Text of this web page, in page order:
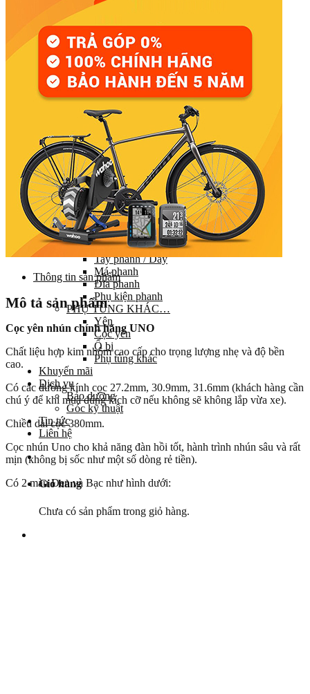
Gạt líp / Gạt đĩa
Xích (Sên)
Líp
Pedal (Bàn đạp)
HỆ THỐNG CHUYỂN ĐỘNG
Trục giữa
Moay ơ
Vành xe (Niềng)
Săm xe (Ruột xe)
Lốp xe (Vỏ xe)
Nan hoa (Căm)
HỆ THỐNG LÁI
Ghi đông (Tay lái)
Pô tăng
Cổ phuộc
Phuộc (Giảm xóc)
HỆ THỐNG PHANH
Bộ phanh / Cụm phanh
Tay phanh / Dây
Má phanh
Đĩa phanh
Phụ kiện phanh
PHỤ TÙNG KHÁC…
Yên
Cọc yên
Ổ bi
Phụ tùng khác
Khuyến mãi
Dịch vụ
Bảo dưỡng
Góc kỹ thuật
Tin tức
Liên hệ
Giỏ hàng
Chưa có sản phẩm trong giỏ hàng.
Thông tin sản phẩm
Mô tả sản phẩm
Cọc yên nhún chính hãng UNO
Chất liệu hợp kim nhôm cao cấp cho trọng lượng nhẹ và độ bền
cao.
Có các đường kính cọc 27.2mm, 30.9mm, 31.6mm (khách hàng cần
chú ý để khi mua đúng kích cỡ nếu không sẽ không lắp vừa xe).
Chiều dài cọc 380mm.
Cọc nhún Uno cho khả năng đàn hồi tốt, hành trình nhún sâu và rất
mịn (không bị sốc như một số dòng rẻ tiền).
Có 2 màu Đen và Bạc như hình dưới: